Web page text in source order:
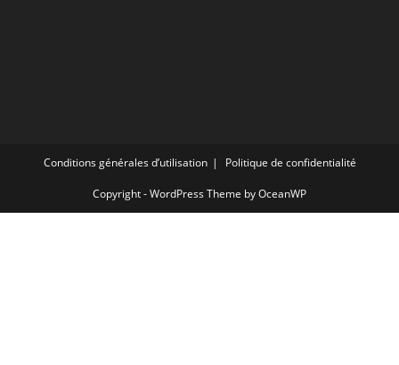
Conditions générales d’utilisation Politique de confidentialité
Copyright - WordPress Theme by OceanWP